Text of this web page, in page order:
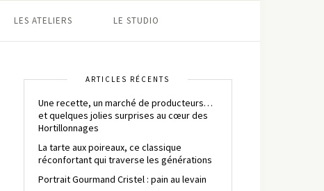
LES ATELIERS LE STUDIO
ARTICLES RÉCENTS
Une recette, un marché de producteurs…
et quelques jolies surprises au cœur des
Hortillonnages
La tarte aux poireaux, ce classique
réconfortant qui traverse les générations
Portrait Gourmand Cristel : pain au levain